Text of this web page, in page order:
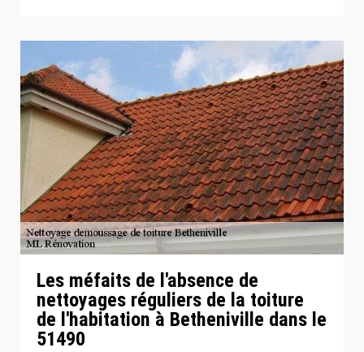
Les méfaits de l'absence de
nettoyages réguliers de la toiture
de l'habitation à Betheniville dans le
51490